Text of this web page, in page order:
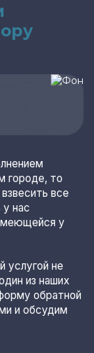
городе, то
все
нас
у
услугой не
из наших
обратной
и обсудим